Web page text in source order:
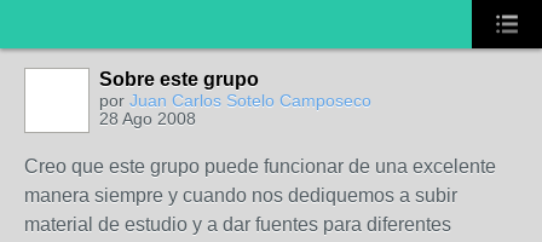
Sobre este grupo
por Juan Carlos Sotelo Camposeco
28 Ago 2008
Creo que este grupo puede funcionar de una excelente
manera siempre y cuando nos dediquemos a subir
material de estudio y a dar fuentes para diferentes